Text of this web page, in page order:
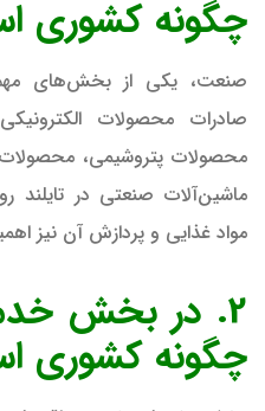
چگونه کشوری
صنعت، یکی از بخش‌های مهم
صادرات محصولات
محصولات پتروشیمی،
ماشین‌آلات صنعتی در تایلند
مواد غذایی و پردازش آن نیز
2. در بخش
چگونه کشوری